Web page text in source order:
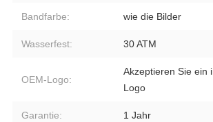
Bandfarbe: wie die Bilder
Wasserfest: 30 ATM
OEM-Logo:
Akzeptieren Sie ein
Logo
Garantie: 1 Jahr